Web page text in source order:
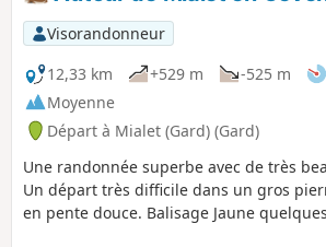
Visorandonneur
12,33 km
+529 m -525 m
Moyenne
Départ à Mialet (Gard) (Gard)
Une randonnée superbe avec de très
Un départ très difficile dans un gros
en pente douce. Balisage Jaune